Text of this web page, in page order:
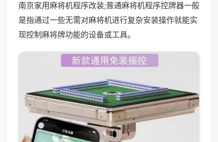
南京家用麻将机程序改装;普通麻将机程序控牌器一般
是指通过一些无需对麻将机进行复杂安装操作就能实
现控制麻将牌功能的设备或工具。